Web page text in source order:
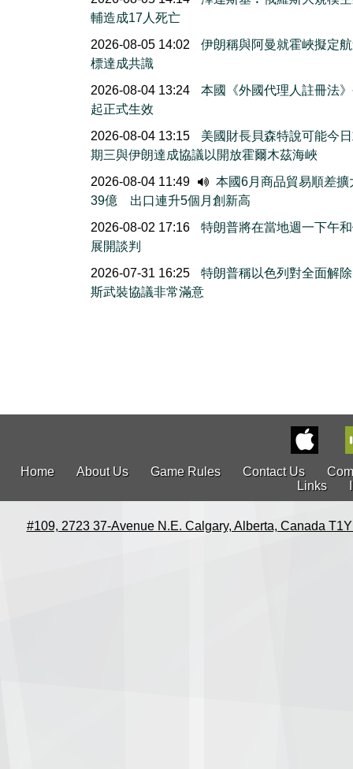
輔造成17人死亡
2026-08-05 14:02
伊朗稱與阿曼就霍峽擬定
標達成共識
2026-08-04 13:24
本國《外國代理人註冊法
起正式生效
2026-08-04 13:15
美國財長貝森特說可能今
期三與伊朗達成協議以開放霍爾木茲海峽
2026-08-04 11:49
本國6月商品貿易順差擴
39億 出口連升5個月創新高
2026-08-02 17:16
特朗普將在當地週一下午
展開談判
2026-07-31 16:25
特朗普稱以色列對全面解
斯武裝協議非常滿意
Home About Us Game Rules Contact Us
Links
#109, 2723 37-Avenue N.E. Calgary, Alberta, Canada